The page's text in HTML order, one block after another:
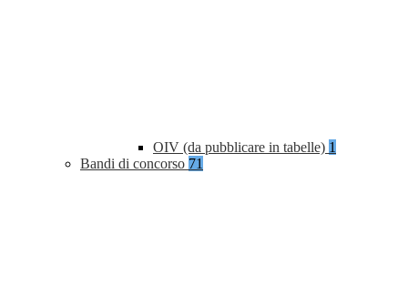
OIV (da pubblicare in tabelle) 1
Bandi di concorso 71